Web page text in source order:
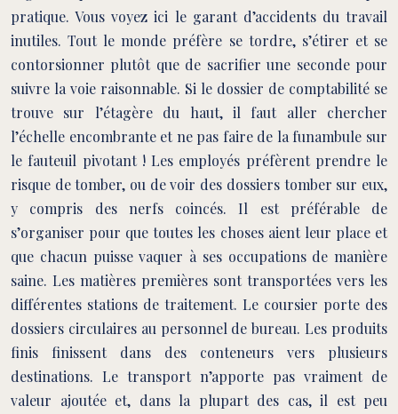
pratique. Vous voyez ici le garant d’accidents du travail
inutiles. Tout le monde préfère se tordre, s’étirer et se
contorsionner plutôt que de sacrifier une seconde pour
suivre la voie raisonnable. Si le dossier de comptabilité se
trouve sur l’étagère du haut, il faut aller chercher
l’échelle encombrante et ne pas faire de la funambule sur
le fauteuil pivotant ! Les employés préfèrent prendre le
risque de tomber, ou de voir des dossiers tomber sur eux,
y compris des nerfs coincés. Il est préférable de
s’organiser pour que toutes les choses aient leur place et
que chacun puisse vaquer à ses occupations de manière
saine. Les matières premières sont transportées vers les
différentes stations de traitement. Le coursier porte des
dossiers circulaires au personnel de bureau. Les produits
finis finissent dans des conteneurs vers plusieurs
destinations. Le transport n’apporte pas vraiment de
valeur ajoutée et, dans la plupart des cas, il est peu